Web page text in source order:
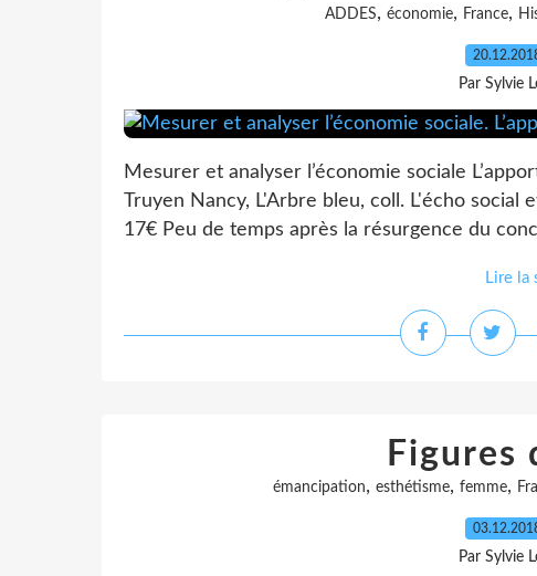
ADDES, économie, France,
Par Sylvie
Mesurer et analyser l’économie sociale
Truyen Nancy, L'Arbre bleu, coll. L'écho social
17€ Peu de temps après la résurgence du
Lire la
Figures
émancipation, esthétisme, femme,
Par Sylvie